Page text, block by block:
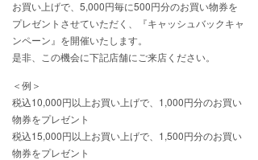
お買い上げで、5,000円毎に500円分のお買い物券を
プレゼントさせていただく、『キャッシュバックキャ
ンペーン』を開催いたします。
是非、この機会に下記店舗にご来店ください。
＜例＞
税込10,000円以上お買い上げで、1,000円分のお買い
物券をプレゼント
税込15,000円以上お買い上げで、1,500円分のお買い
物券をプレゼント